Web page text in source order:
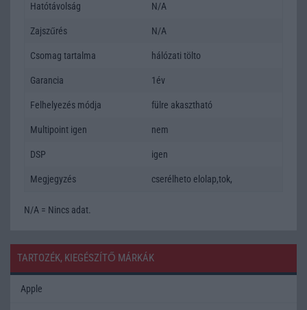
Hatótávolság N/A
Zajszűrés N/A
Csomag tartalma hálózati tölto
Garancia 1év
Felhelyezés módja fülre akasztható
Multipoint igen nem
DSP igen
Megjegyzés cserélheto elolap,tok,
N/A = Nincs adat.
TARTOZÉK, KIEGÉSZÍTŐ MÁRKÁK
Apple